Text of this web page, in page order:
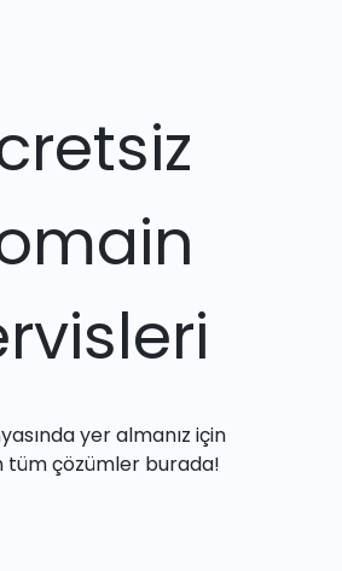
yer almanız için
tüm çözümler burada!